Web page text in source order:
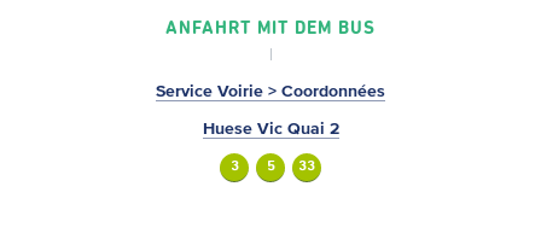
ANFAHRT MIT DEM BUS
Service Voirie > Coordonnées
Huese Vic Quai 2
3 5 33